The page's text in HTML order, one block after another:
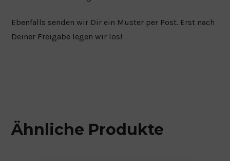
Ebenfalls senden wir Dir ein Muster per Post. Erst nach
Deiner Freigabe legen wir los!
Ähnliche Produkte